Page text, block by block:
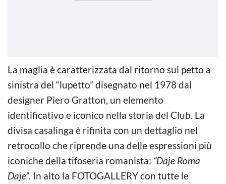
La maglia è caratterizzata dal ritorno sul petto a
sinistra del “lupetto” disegnato nel 1978 dal
designer Piero Gratton, un elemento
identificativo e iconico nella storia del Club. La
divisa casalinga è rifinita con un dettaglio nel
retrocollo che riprende una delle espressioni più
iconiche della tifoseria romanista: “Daje Roma
Daje”. In alto la FOTOGALLERY con tutte le